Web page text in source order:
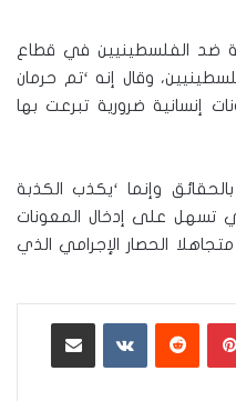
ضد الفلسطينيين في قطاع
وقال إنه ‘تم حرمان
إنسانية ضرورية تبرعت بها
وإنما ‘يكذب الكذبة
تسهل على إدخال المعونات
الحصار الإجرامي الذي
بينتيريست ‏VKontakte